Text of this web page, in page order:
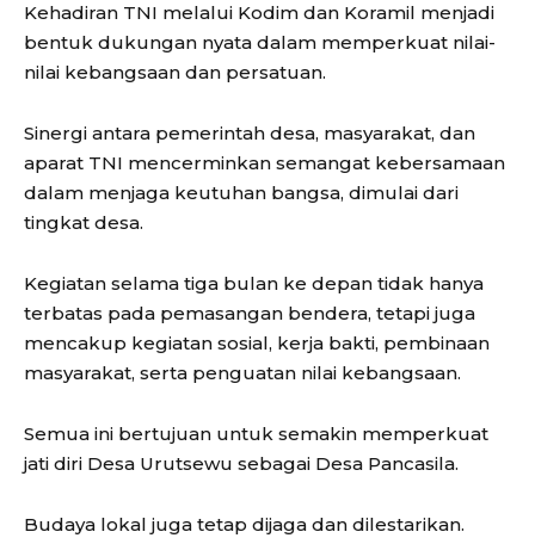
Kehadiran TNI melalui Kodim dan Koramil menjadi
bentuk dukungan nyata dalam memperkuat nilai-
nilai kebangsaan dan persatuan.
Sinergi antara pemerintah desa, masyarakat, dan
aparat TNI mencerminkan semangat kebersamaan
dalam menjaga keutuhan bangsa, dimulai dari
tingkat desa.
Kegiatan selama tiga bulan ke depan tidak hanya
terbatas pada pemasangan bendera, tetapi juga
mencakup kegiatan sosial, kerja bakti, pembinaan
masyarakat, serta penguatan nilai kebangsaan.
Semua ini bertujuan untuk semakin memperkuat
jati diri Desa Urutsewu sebagai Desa Pancasila.
Budaya lokal juga tetap dijaga dan dilestarikan.